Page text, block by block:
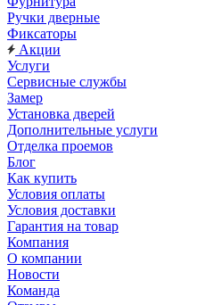
Ручки дверные
Фиксаторы
Акции
Услуги
Сервисные службы
Замер
Установка дверей
Дополнительные услуги
Отделка проемов
Блог
Как купить
Условия оплаты
Условия доставки
Гарантия на товар
Компания
О компании
Новости
Команда